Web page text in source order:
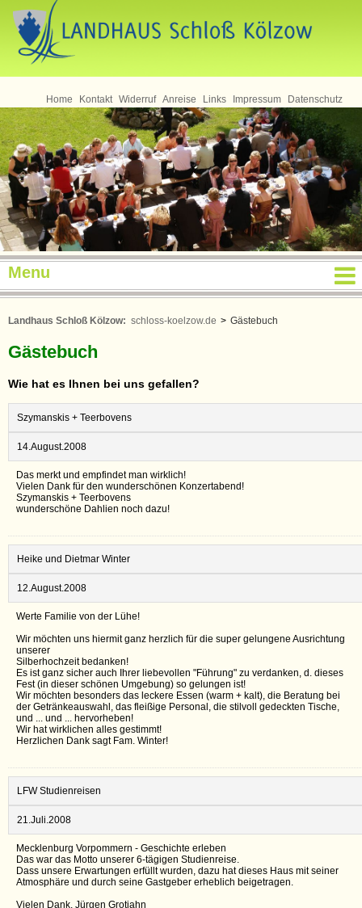
Home Kontakt Widerruf Anreise Links Impressum Datenschutz
Menu
Landhaus Schloß Kölzow: schloss-koelzow.de > Gästebuch
Gästebuch
Wie hat es Ihnen bei uns gefallen?
Szymanskis + Teerbovens
14.August.2008
Das merkt und empfindet man wirklich!
Vielen Dank für den wunderschönen Konzertabend!
Szymanskis + Teerbovens
wunderschöne Dahlien noch dazu!
Heike und Dietmar Winter
12.August.2008
Werte Familie von der Lühe!
Wir möchten uns hiermit ganz herzlich für die super gelungene Ausrichtung
unserer
Silberhochzeit bedanken!
Es ist ganz sicher auch Ihrer liebevollen "Führung" zu verdanken, d. dieses
Fest (in dieser schönen Umgebung) so gelungen ist!
Wir möchten besonders das leckere Essen (warm + kalt), die Beratung bei
der Getränkeauswahl, das fleißige Personal, die stilvoll gedeckten Tische,
und ... und ... hervorheben!
Wir hat wirklichen alles gestimmt!
Herzlichen Dank sagt Fam. Winter!
LFW Studienreisen
21.Juli.2008
Mecklenburg Vorpommern - Geschichte erleben
Das war das Motto unserer 6-tägigen Studienreise.
Dass unsere Erwartungen erfüllt wurden, dazu hat dieses Haus mit seiner
Atmosphäre und durch seine Gastgeber erheblich beigetragen.
Vielen Dank, Jürgen Grotjahn
Seminare